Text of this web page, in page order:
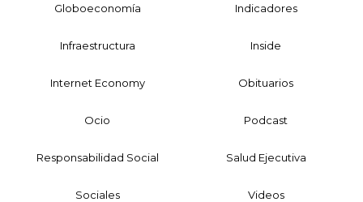
Globoeconomía Indicadores
Infraestructura Inside
Internet Economy Obituarios
Ocio Podcast
Responsabilidad Social Salud Ejecutiva
Sociales Videos